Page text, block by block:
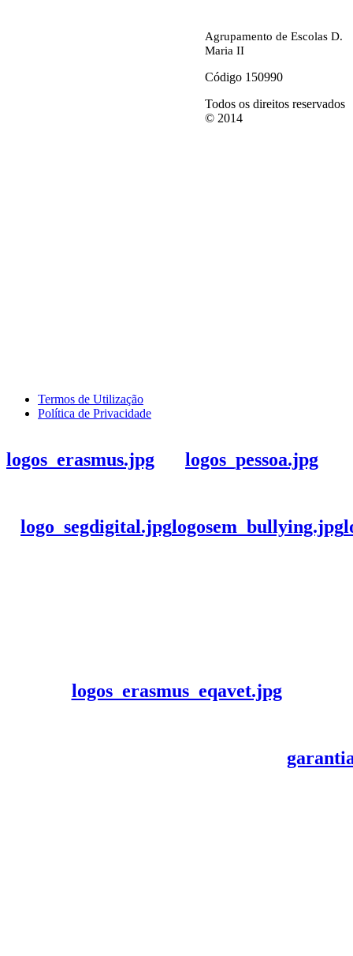
Agrupamento de Escolas D.
Maria II
Código 150990
Todos os direitos reservados
© 2014
Termos de Utilização
Política de Privacidade
logos_erasmus.jpg logos_pessoa.jpg
logo_segdigital.jpglogosem_bullying.jpg
logos_erasmus_eqavet.jpg